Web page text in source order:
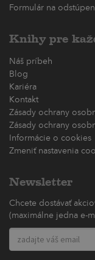
Formulár na
Knihy pre
Náš príbeh
Blog
Kariéra
Kontakt
Zásady ochrany
Zásady ochrany
Informácie o cookies
Zmeniť nastavenia
Newsletter
Chcete dostávať
(maximálne jedna e-